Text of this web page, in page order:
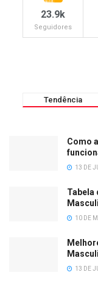
23.9k
Seguidores
Tendência
Como
13 DE
Tabela
10 DE
13 DE